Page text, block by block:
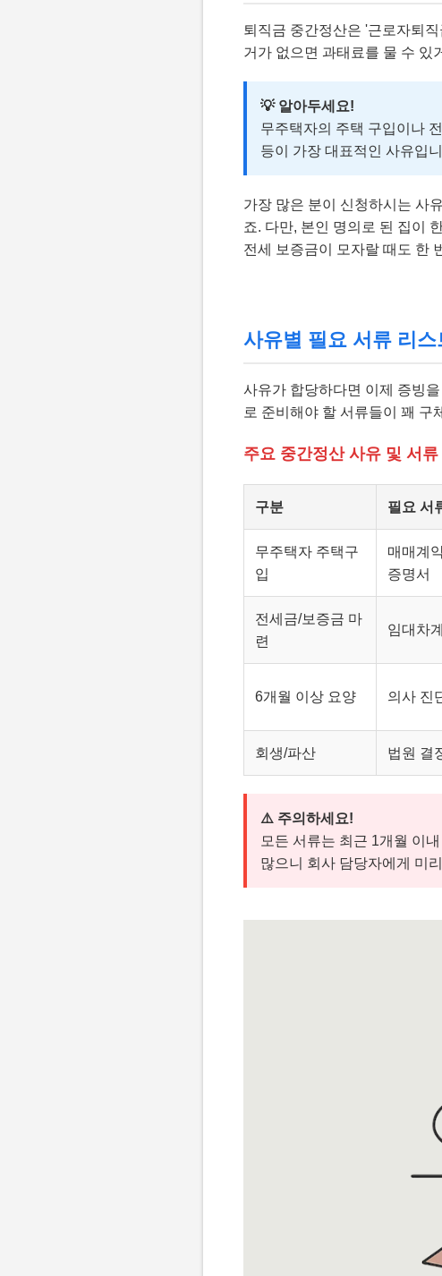
퇴직금 중간정산은 '근로자퇴
거가 없으면 과태료를 물 수 있
💡 알아두세요!
무주택자의 주택 구입이나
등이 가장 대표적인 사유입
가장 많은 분이 신청하시는 사
죠. 다만, 본인 명의로 된 집이
전세 보증금이 모자랄 때도 한
사유별 필요 서류 리스
사유가 합당하다면 이제 증빙
로 준비해야 할 서류들이 꽤 구
주요 중간정산 사유 및 서류
구분 필요 서
무주택자 주택구
입
매매계
증명서
전세금/보증금 마
련
임대차
6개월 이상 요양 의사 진
회생/파산 법원 결
⚠️ 주의하세요!
모든 서류는 최근 1개월 이
많으니 회사 담당자에게 미